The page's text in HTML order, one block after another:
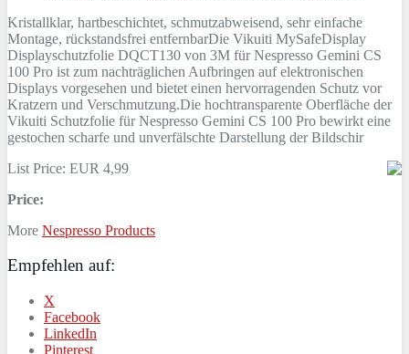
Kristallklar, hartbeschichtet, schmutzabweisend, sehr einfache
Montage, rückstandsfrei entfernbarDie Vikuiti MySafeDisplay
Displayschutzfolie DQCT130 von 3M für Nespresso Gemini CS
100 Pro ist zum nachträglichen Aufbringen auf elektronischen
Displays vorgesehen und bietet einen hervorragenden Schutz vor
Kratzern und Verschmutzung.Die hochtransparente Oberfläche der
Vikuiti Schutzfolie für Nespresso Gemini CS 100 Pro bewirkt eine
gestochen scharfe und unverfälschte Darstellung der Bildschir
List Price: EUR 4,99
Price:
More Nespresso Products
Empfehlen auf:
X
Facebook
LinkedIn
Pinterest